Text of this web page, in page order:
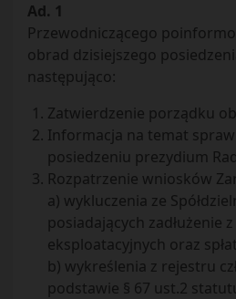
Ad. 1
Przewodniczącego
obrad dzisiejszego
następująco:
Zatwierdzenie porządku
Informacja na temat
posiedzeniu prezydium
Rozpatrzenie wniosków
a) wykluczenia ze
posiadających zadłużenie
eksploatacyjnych oraz
b) wykreślenia z rejestru
podstawie § 67 ust.2